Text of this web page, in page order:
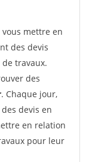
mettre en
des devis
travaux.
des
. Chaque jour,
devis en
en relation
pour leur